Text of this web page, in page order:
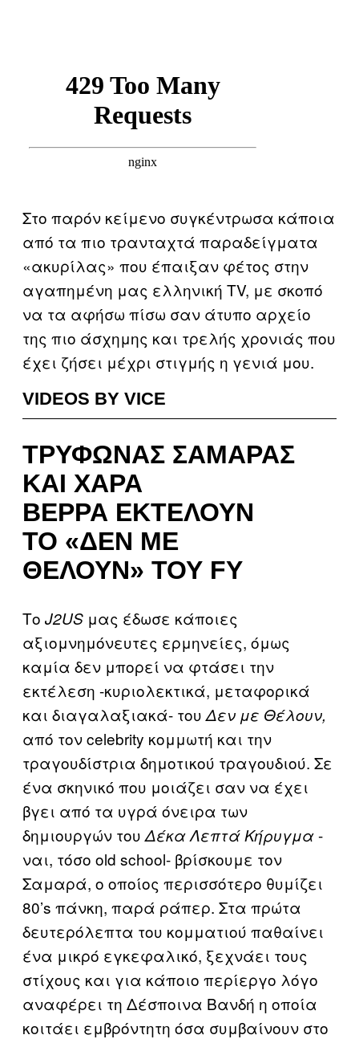
Στο παρόν κείμενο συγκέντρωσα κάποια
από τα πιο τρανταχτά παραδείγματα
«ακυρίλας» που έπαιξαν φέτος στην
αγαπημένη μας ελληνική TV, με σκοπό
να τα αφήσω πίσω σαν άτυπο αρχείο
της πιο άσχημης και τρελής χρονιάς που
έχει ζήσει μέχρι στιγμής η γενιά μου.
VIDEOS BY VICE
ΤΡΎΦΩΝΑΣ ΣΑΜΑΡΆΣ
ΚΑΙ ΧΑΡΆ
ΒΈΡΡΑ ΕΚΤΕΛΟΎΝ
ΤΟ «ΔΕΝ ΜΕ
ΘΈΛΟΥΝ» ΤΟΥ FY
Το J2US μας έδωσε κάποιες
αξιομνημόνευτες ερμηνείες, όμως
καμία δεν μπορεί να φτάσει την
εκτέλεση -κυριολεκτικά, μεταφορικά
και διαγαλαξιακά- τουΔεν με Θέλουν,
από τον celebrity κομμωτή και την
τραγουδίστρια δημοτικού τραγουδιού. Σε
ένα σκηνικό που μοιάζει σαν να έχει
βγει από τα υγρά όνειρα των
δημιουργών τουΔέκα Λεπτά Κήρυγμα-
ναι, τόσο old school- βρίσκουμε τον
Σαμαρά, ο οποίος περισσότερο θυμίζει
80’s πάνκη, παρά ράπερ. Στα πρώτα
δευτερόλεπτα του κομματιού παθαίνει
ένα μικρό εγκεφαλικό, ξεχνάει τους
στίχους και για κάποιο περίεργο λόγο
αναφέρει τη Δέσποινα Βανδή η οποία
κοιτάει εμβρόντητη όσα συμβαίνουν στο